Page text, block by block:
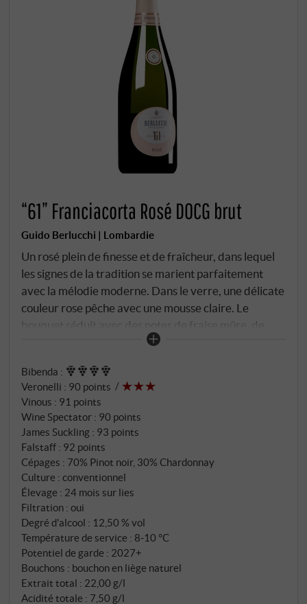
“61” Franciacorta Rosé DOCG brut
Guido Berlucchi | Lombardie
Un rosé plein de finesse et de fraîcheur, dans lequel
les signes de la tradition se marient parfaitement
avec la mélodie moderne. Dans le verre, une délicate
couleur rose pêche avec une mousse claire. Le
bouquet séduit avec des notes de fraise mûre, de
framboise, de fleurs exotiques et de légères épices
structuré : l'acidité discrète porte un fruit mûr,
l'expression de la levure confère de l'onctuosité,
tandis que la finale est claire et persistante – avec
une fine minéralité et une tension interne. Un rosé
avec de la personnalité, qui peut être autant un
apéritif qu'un compagnon de repas – charmant,
vertical et stylé dans son expression. SUPERIORE.DE
Bibenda :
Veronelli : 90 points
Vinous : 91 points
Wine Spectator : 90 points
James Suckling : 93 points
Falstaff : 92 points
Cépages : 70% Pinot noir, 30% Chardonnay
Culture : conventionnel
Élevage : 24 mois sur lies
Filtration : oui
Degré d'alcool : 12,50 % vol
Température de service : 8‑10 °C
Potentiel de garde : 2027+
Bouchons : bouchon en liège naturel
Extrait total : 22,00 g/l
Acidité totale : 7,50 g/l